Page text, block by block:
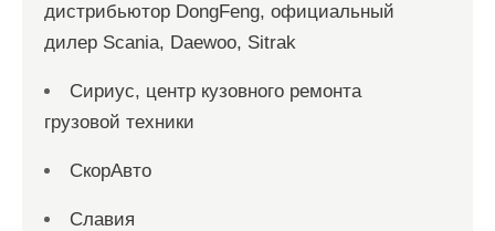
дистрибьютор DongFeng, официальный
дилер Scania, Daewoo, Sitrak
Сириус, центр кузовного ремонта
грузовой техники
СкорАвто
Славия